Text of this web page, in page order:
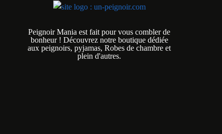
Peignoir Mania est fait pour vous combler de
bonheur ! Découvrez notre boutique dédiée
aux peignoirs, pyjamas, Robes de chambre et
plein d'autres.